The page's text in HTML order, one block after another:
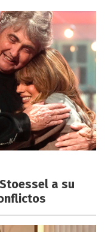
a su